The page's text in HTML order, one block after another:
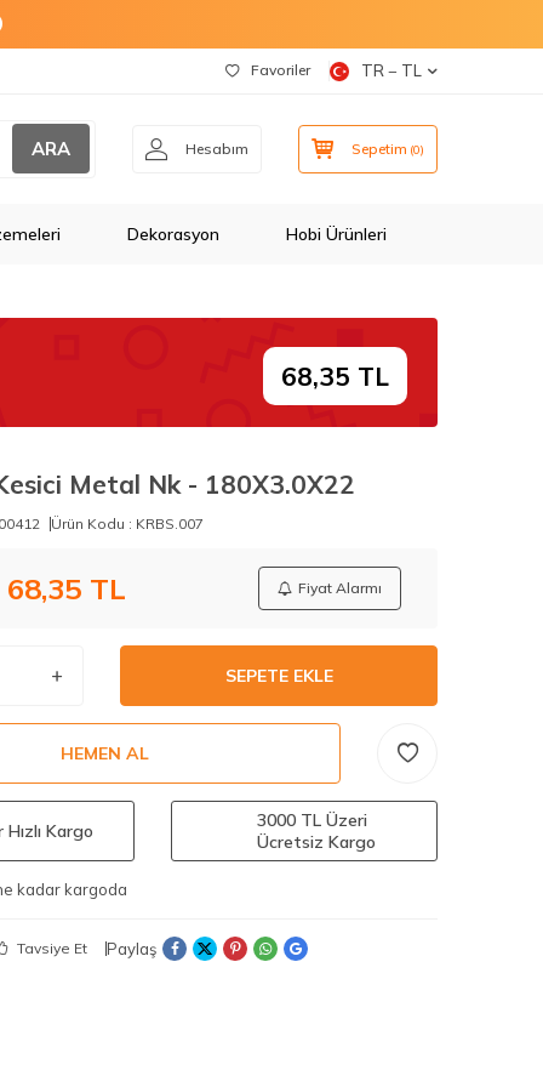
Favoriler TR − TL
ARA Hesabım Sepetim (0)
Dekorasyon Hobi Ürünleri
68,35 TL
Metal Nk - 180X3.0X22
Ürün Kodu : KRBS.007
68,35 TL Fiyat Alarmı
SEPETE EKLE
HEMEN AL
Hızlı Kargo
3000 TL Üzeri
Ücretsiz Kargo
kadar kargoda
Tavsiye Et Paylaş